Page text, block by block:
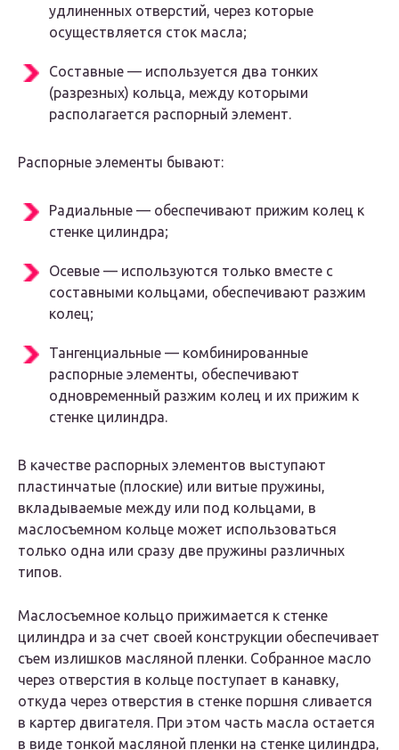
удлиненных отверстий, через которые
осуществляется сток масла;
Составные — используется два тонких
(разрезных) кольца, между которыми
располагается распорный элемент.
Распорные элементы бывают:
Радиальные — обеспечивают прижим колец к
стенке цилиндра;
Осевые — используются только вместе с
составными кольцами, обеспечивают разжим
колец;
Тангенциальные — комбинированные
распорные элементы, обеспечивают
одновременный разжим колец и их прижим к
стенке цилиндра.
В качестве распорных элементов выступают
пластинчатые (плоские) или витые пружины,
вкладываемые между или под кольцами, в
маслосъемном кольце может использоваться
только одна или сразу две пружины различных
типов.
Маслосъемное кольцо прижимается к стенке
цилиндра и за счет своей конструкции обеспечивает
съем излишков масляной пленки. Собранное масло
через отверстия в кольце поступает в канавку,
откуда через отверстия в стенке поршня сливается
в картер двигателя. При этом часть масла остается
в виде тонкой масляной пленки на стенке цилиндра,